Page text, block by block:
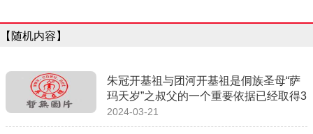
【随机内容】
朱冠开基祖与团河开基祖是侗族圣母“萨
玛天岁”之叔父的一个重要依据已经取得3
2024-03-21